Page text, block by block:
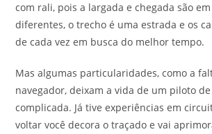
com rali, pois a largada e chegada são
diferentes, o trecho é uma estrada e os
de cada vez em busca do melhor tempo.
Mas algumas particularidades, como a
navegador, deixam a vida de um piloto
complicada. Já tive experiências em
voltar você decora o traçado e vai